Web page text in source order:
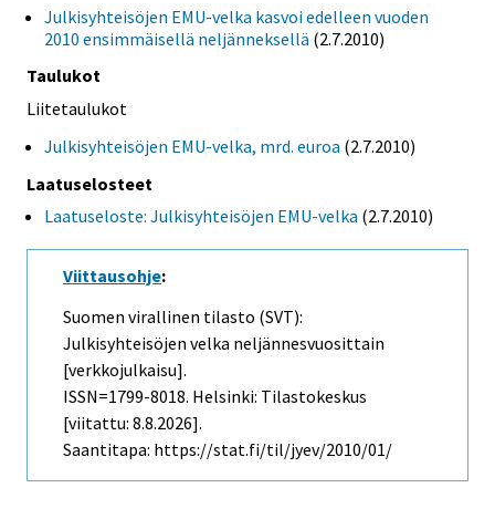
Julkisyhteisöjen EMU-velka kasvoi edelleen vuoden
2010 ensimmäisellä neljänneksellä (2.7.2010)
Taulukot
Liitetaulukot
Julkisyhteisöjen EMU-velka, mrd. euroa (2.7.2010)
Laatuselosteet
Laatuseloste: Julkisyhteisöjen EMU-velka (2.7.2010)
Viittausohje:
Suomen virallinen tilasto (SVT):
Julkisyhteisöjen velka neljännesvuosittain
[verkkojulkaisu].
ISSN=1799-8018. Helsinki: Tilastokeskus
[viitattu: 8.8.2026].
Saantitapa: https://stat.fi/til/jyev/2010/01/